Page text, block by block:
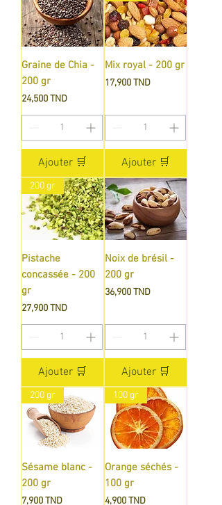
Graine de Chia -
200 gr
Prix
24,500 TND
Ajouter 🛒
Mix royal - 200 gr
Prix
17,900 TND
Ajouter 🛒
200 gr
Pistache
concassée - 200
gr
Prix
27,900 TND
Ajouter 🛒
Noix de brésil -
200 gr
Prix
36,900 TND
Ajouter 🛒
200 gr
Sésame blanc -
200 gr
Prix
7,900 TND
100 gr
Orange séchés -
100 gr
Prix
4,900 TND